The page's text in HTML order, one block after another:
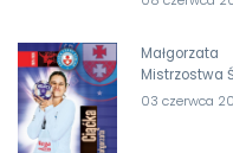
Mistrzostwa
03 czerwca